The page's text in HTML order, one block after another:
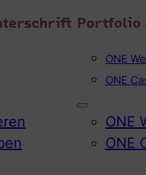
Portfolio
ONE
ONE
ONE
ONE